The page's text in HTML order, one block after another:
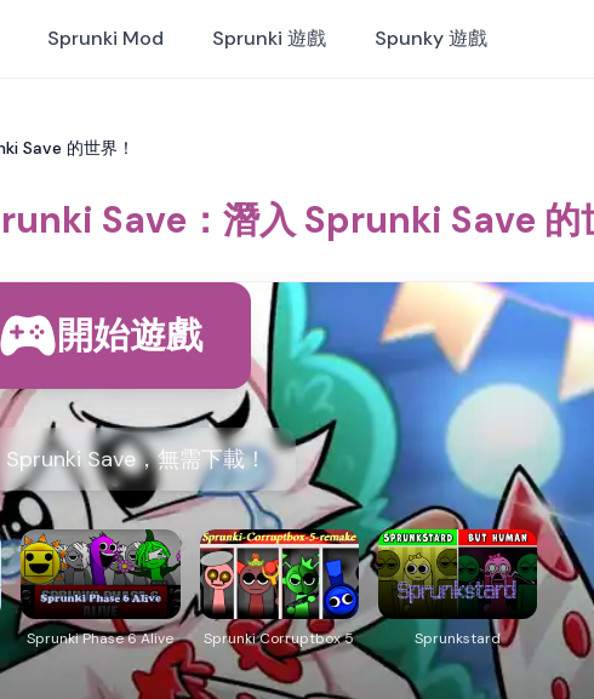
Sprunki Mod Sprunki 遊戲 Spunky 遊戲
Save 的世界！
Save：潛入 Sprunki Save 的
開始遊戲
Save，無需下載！
Sprunki Phase 6 Alive Sprunki Corruptbox 5 Sprunkstard